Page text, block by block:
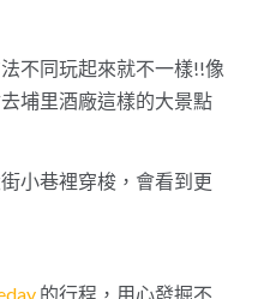
不同玩起來就不一樣!!像
埔里酒廠這樣的大景點
小巷裡穿梭，會看到更
的行程，用心發掘不